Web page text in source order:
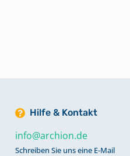
Hilfe & Kontakt
info@archion.de
Schreiben Sie uns eine E-Mail